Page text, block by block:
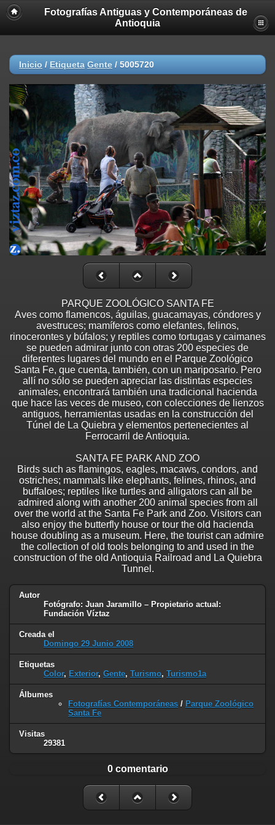
Fotografías Antiguas y Contemporáneas de
Antioquia
Inicio / Etiqueta Gente / 5005720
PARQUE ZOOLÓGICO SANTA FE
Aves como flamencos, águilas, guacamayas, cóndores y
avestruces; mamíferos como elefantes, felinos,
rinocerontes y búfalos; y reptiles como tortugas y caimanes
se pueden admirar junto con otras 200 especies de
diferentes lugares del mundo en el Parque Zoológico
Santa Fe, que cuenta, también, con un mariposario. Pero
allí no sólo se pueden apreciar las distintas especies
animales, encontrará también una tradicional hacienda
que hace las veces de museo, con colecciones de lienzos
antiguos, herramientas usadas en la construcción del
Túnel de La Quiebra y elementos pertenecientes al
Ferrocarril de Antioquia.
SANTA FE PARK AND ZOO
Birds such as flamingos, eagles, macaws, condors, and
ostriches; mammals like elephants, felines, rhinos, and
buffaloes; reptiles like turtles and alligators can all be
admired along with another 200 animal species from all
over the world at the Santa Fe Park and Zoo. Visitors can
also enjoy the butterfly house or tour the old hacienda
house doubling as a museum. Here, the tourist can admire
the collection of old tools belonging to and used in the
construction of the old Antioquia Railroad and La Quiebra
Tunnel.
Autor
Fotógrafo: Juan Jaramillo – Propietario actual:
Fundación Víztaz
Creada el
Domingo 29 Junio 2008
Etiquetas
Color, Exterior, Gente, Turismo, Turismo1a
Álbumes
Fotografías Contemporáneas / Parque Zoológico
Santa Fe
Visitas
29381
0 comentario